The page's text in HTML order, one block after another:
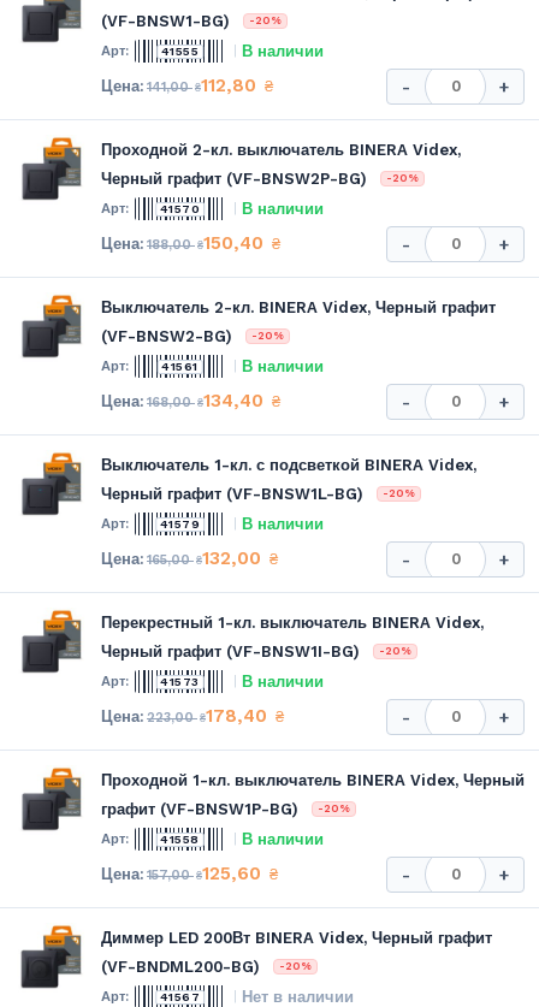
(VF-BNSW1-BG)
-20%
41555 В наличии
141,00₴112,80 ₴ - +
Проходной 2-кл. выключатель BINERA Videx,
Черный графит (VF-BNSW2P-BG)
-20%
41570 В наличии
188,00₴150,40 ₴ - +
Выключатель 2-кл. BINERA Videx, Черный графит
(VF-BNSW2-BG)
-20%
41561 В наличии
168,00₴134,40 ₴ - +
Выключатель 1-кл. с подсветкой BINERA Videx,
Черный графит (VF-BNSW1L-BG)
-20%
41579 В наличии
165,00₴132,00 ₴ - +
Перекрестный 1-кл. выключатель BINERA Videx,
Черный графит (VF-BNSW1I-BG)
-20%
41573 В наличии
223,00₴178,40 ₴ - +
Проходной 1-кл. выключатель BINERA Videx, Черный
графит (VF-BNSW1P-BG)
-20%
41558 В наличии
157,00₴125,60 ₴ - +
Диммер LED 200Вт BINERA Videx, Черный графит
(VF-BNDML200-BG)
-20%
41567 Нет в наличии